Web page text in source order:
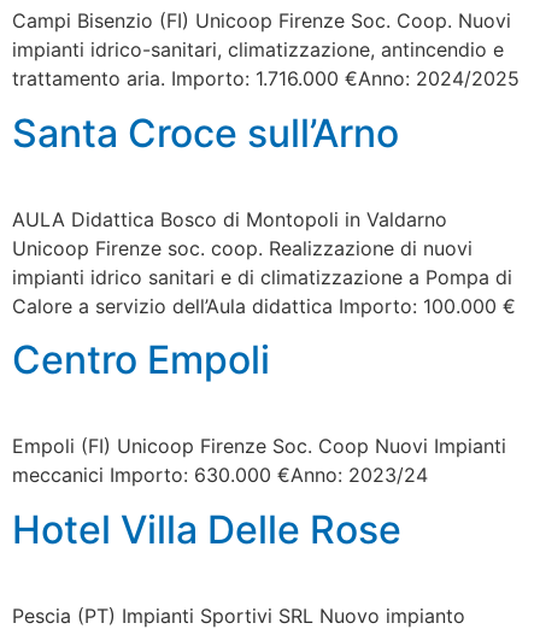
Campi Bisenzio (FI) Unicoop Firenze Soc. Coop. Nuovi
impianti idrico-sanitari, climatizzazione, antincendio e
trattamento aria. Importo: 1.716.000 €Anno: 2024/2025
Santa Croce sull’Arno
AULA Didattica Bosco di Montopoli in Valdarno
Unicoop Firenze soc. coop. Realizzazione di nuovi
impianti idrico sanitari e di climatizzazione a Pompa di
Calore a servizio dell’Aula didattica Importo: 100.000 €
Centro Empoli
Empoli (FI) Unicoop Firenze Soc. Coop Nuovi Impianti
meccanici Importo: 630.000 €Anno: 2023/24
Hotel Villa Delle Rose
Pescia (PT) Impianti Sportivi SRL Nuovo impianto